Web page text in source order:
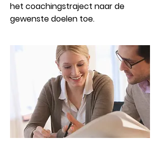
het coachingstraject naar de
gewenste doelen toe.